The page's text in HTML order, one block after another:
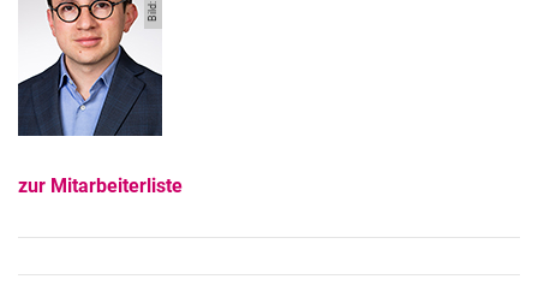
zur Mitarbeiterliste